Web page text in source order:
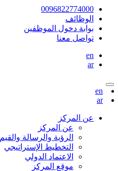
0096822774000
الوظائف
بوابة دخول الموظفين
تواصل معنا
en
ar
en
ar
عن المركز
عن المركز
الرؤية والرسالة والقيم
التخطيط الإستراتيجي
الاعتماد الدولي
موقع المركز